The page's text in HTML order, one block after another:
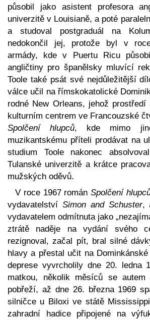
působil jako asistent profesora
univerzitě v Louisianě, a poté
a studoval postgraduál na
nedokončil jej, protože byl v
armády, kde v Puertu Ricu
angličtiny pro španělsky mluvící
Toole také psát své nejdůležitější
válce učil na římskokatolické
rodné New Orleans, jehož
kulturním centrem ve Francouzské
Spolčení hlupců, kde mimo
muzikantskému příteli prodávat na
studium Toole nakonec
Tulanské univerzitě a krátce
mužských oděvů.
V roce 1967 románSpolčení
vydavatelství Simon and Schuster,
vydavatelem odmítnuta jako
ztrátě naděje na vydání svého
rezignoval, začal pít, bral silné
hlavy a přestal učit na
deprese vyvrcholily dne 20. ledna
matkou, několik měsíců se autem
pobřeží, až dne 26. března 1969
silničce u Biloxi ve státě
zahradní hadice připojené na